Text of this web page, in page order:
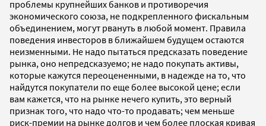
проблемы крупнейших банков и противоречия
экономического союза, не подкрепленного фискальным
объединением, могут рвануть в любой момент. Правила
поведения инвесторов в ближайшем будущем остаются
неизменными. Не надо пытаться предсказать поведение
рынка, оно непредсказуемо; не надо покупать активы,
которые кажутся переоцененными, в надежде на то, что
найдутся покупатели по еще более высокой цене; если
вам кажется, что на рынке нечего купить, это верный
признак того, что надо что-то продавать; чем меньше
риск-премии на рынке долгов и чем более плоская кривая